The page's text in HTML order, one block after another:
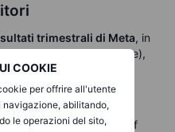
COOKIE
per offrire all'utente
navigazione, abilitando,
le operazioni del sito,
trimestrali di Meta, in
netto della tantum fiscale),
della performance
nella divisione Family of